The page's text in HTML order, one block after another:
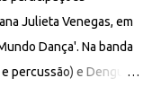
Julieta Venegas, em
Dança'. Na banda
percussão) e Dengue